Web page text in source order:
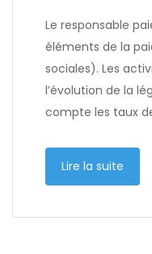
Le responsable
éléments de la
sociales). Les
l’évolution de la
compte les taux
Lire la suite